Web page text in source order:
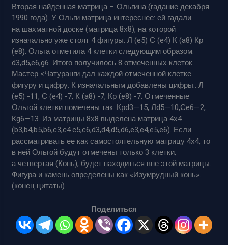
Вторая найденная матрица – Ольгина (гадание декабря
1990 года). У Ольги матрица интереснее: ей гадали
на шахматной доске (матрица 8х8), на которой
изначально уже стоят 4 фигуры: Л (e5) С (e4) К (a8) Кр
(e8). Ольга отметила 4 клетки следующим образом:
d3,d5,e6,g6. Итого получилось 8 отмеченных клеток.
Мастер <Чатуранги дал каждой отмеченной клетке
фигуру и цифру. К изначальным добавлены цифры:: Л
(e5) -11, С (e4) -7, К (a8) -7, Кр (e8) -7. Отмеченные
Ольгой клетки помечены так: Крd3—15, Лd5—10,Сe6—2,
Кg6—13. Из матрицы 8х8 выделена матрица 4х4
(b3,b4,b5,b6,c3,c4.c5,c6,d3,d4,d5,d6,e3,e4,e5,e6). Если
рассматривать ее как самостоятельную матрицу 4х4, то
в ней Ольгой будут отмечены только 3 клетки,
а четвертая (Конь), будет находиться вне этой матрицы.
Фигура и камень определены как «Изумрудный конь».
(конец цитаты)
Поделиться